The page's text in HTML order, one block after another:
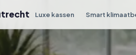
Luxe kassen Smart